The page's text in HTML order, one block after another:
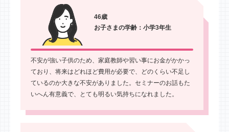
46歳
お子さまの学齢：小学3年生
不安が強い子供のため、家庭教師や習い事にお金がかかっ
ており、将来はどれほど費用が必要で、どのくらい不足し
ているのか大きな不安がありました。セミナーのお話もた
いへん有意義で、とても明るい気持ちになれました。